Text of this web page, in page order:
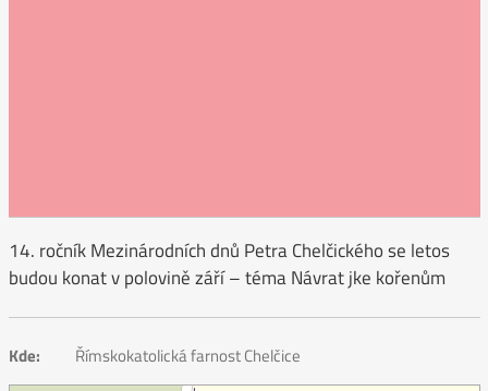
14. ročník Mezinárodních dnů Petra Chelčického se letos
budou konat v polovině září – téma Návrat jke kořenům
Kde: Římskokatolická farnost Chelčice